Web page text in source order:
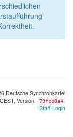
Deutsche Synchronkartei
Version:
79fcb8a4
Staff-Login